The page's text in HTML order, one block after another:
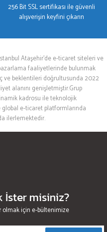
256 Bit SSL sertifikası ile güvenli
alışverişin keyfini çıkarın
Ataşehir’de e-ticaret siteleri ve
faaliyetlerinde bulunmak
ve beklentileri doğrultusunda 2022
alanını genişletmiştir.Grup
kadrosu ile teknolojik
e-ticaret platformlarında
ilerlemektedir.
İster misiniz?
olmak için e-bültenimize